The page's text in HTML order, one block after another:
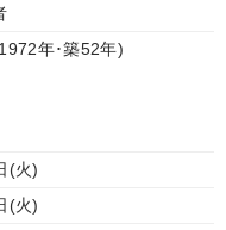
年･築52年)
(火)
(火)